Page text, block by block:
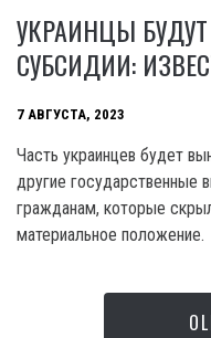
УКРАИНЦЫ
СУБСИДИИ:
7 АВГУСТА, 2023
Часть украинцев будет
другие государственные
гражданам, которые
материальное положение.